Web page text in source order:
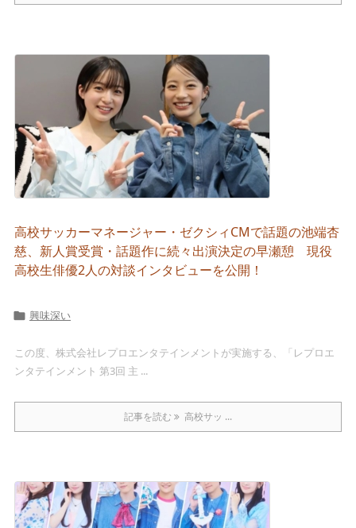
高校サッカーマネージャー・ゼクシィCMで話題の池端杏
慈、新人賞受賞・話題作に続々出演決定の早瀬憩 現役
高校生俳優2人の対談インタビューを公開！
 興味深い
この度、株式会社レプロエンタテインメントが実施する、「レプロエ
ンタテインメント 第3回 主 ...
記事を読む 高校サッ ...